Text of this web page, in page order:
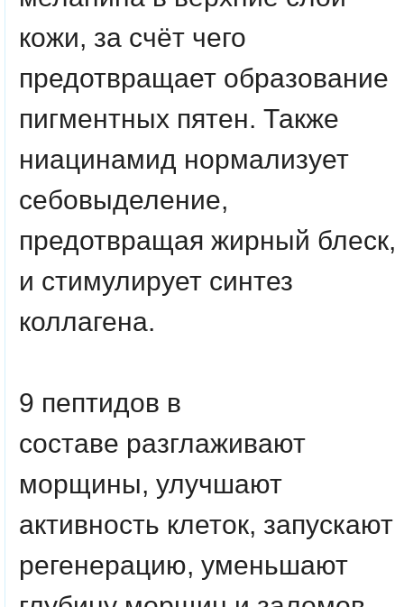
кожи, за счёт чего
предотвращает образование
пигментных пятен. Также
ниацинамид нормализует
себовыделение,
предотвращая жирный блеск,
и стимулирует синтез
коллагена.
9 пептидов в
составе разглаживают
морщины, улучшают
активность клеток, запускают
регенерацию, уменьшают